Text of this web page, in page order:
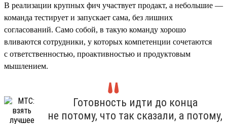
В реализации крупных фич участвует продакт, а небольшие —
команда тестирует и запускает сама, без лишних
согласований. Само собой, в такую команду хорошо
вливаются сотрудники, у которых компетенции сочетаются
с ответственностью, проактивностью и продуктовым
мышлением.
Готовность идти до конца
не потому, что так сказали, а потому,